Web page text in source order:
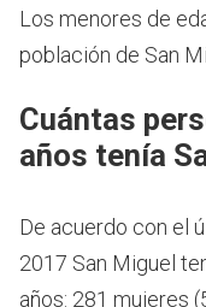
Los menores de
población de San
Cuántas
años tenía
De acuerdo con el
2017 San Miguel
años: 281 mujeres